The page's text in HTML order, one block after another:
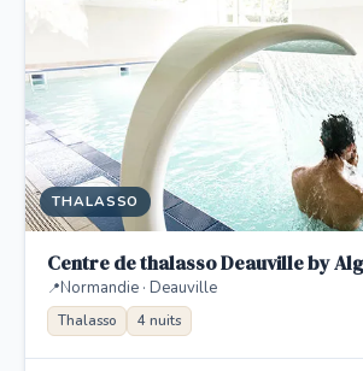
THALASSO
Centre de thalasso Deauville by
Normandie · Deauville
Thalasso 4 nuits